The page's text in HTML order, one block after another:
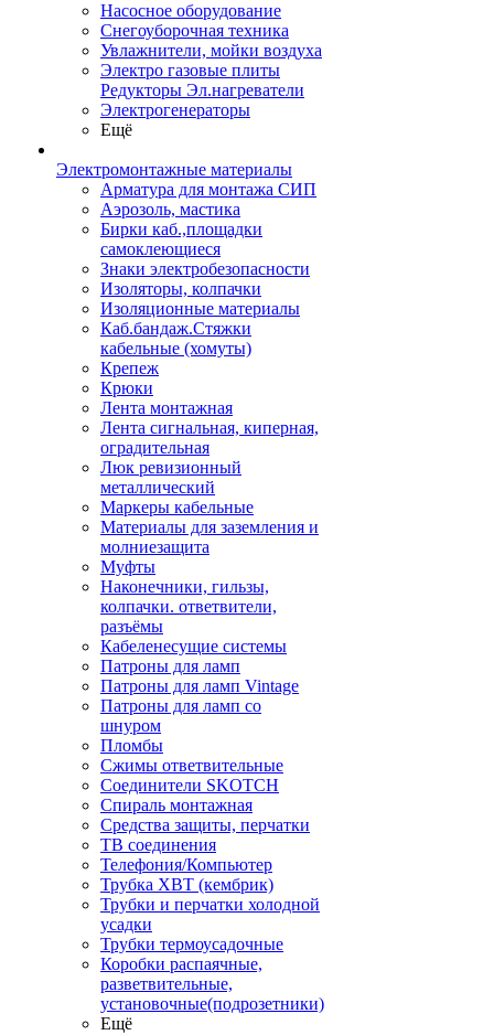
Насосное оборудование
Снегоуборочная техника
Увлажнители, мойки воздуха
Электро газовые плиты
Редукторы Эл.нагреватели
Электрогенераторы
Ещё
Электромонтажные материалы
Арматура для монтажа СИП
Аэрозоль, мастика
Бирки каб.,площадки
самоклеющиеся
Знаки электробезопасности
Изоляторы, колпачки
Изоляционные материалы
Каб.бандаж.Стяжки
кабельные (хомуты)
Крепеж
Крюки
Лента монтажная
Лента сигнальная, киперная,
оградительная
Люк ревизионный
металлический
Маркеры кабельные
Материалы для заземления и
молниезащита
Муфты
Наконечники, гильзы,
колпачки. ответвители,
разъёмы
Кабеленесущие системы
Патроны для ламп
Патроны для ламп Vintage
Патроны для ламп со
шнуром
Пломбы
Сжимы ответвительные
Соединители SKOTCH
Спираль монтажная
Средства защиты, перчатки
ТВ соединения
Телефония/Компьютер
Трубка ХВТ (кембрик)
Трубки и перчатки холодной
усадки
Трубки термоусадочные
Коробки распаячные,
разветвительные,
установочные(подрозетники)
Ещё